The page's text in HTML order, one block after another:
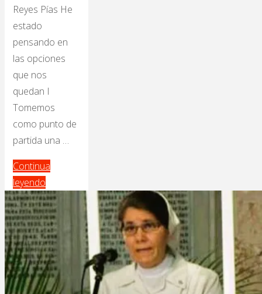
Reyes Pías He
estado
pensando en
las opciones
que nos
quedan I
Tomemos
como punto de
partida una …
Continua
leyendo